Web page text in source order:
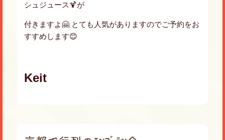
シュジュース🍹が
付きますよ🤗 とても人気がありますのでご予約をお
すすめします😊
Keit